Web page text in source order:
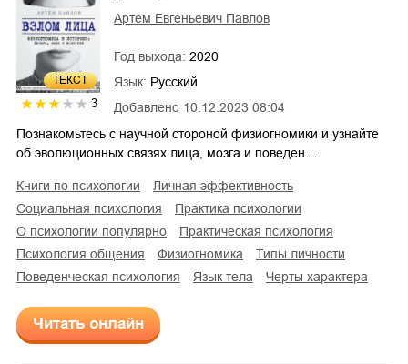
ТЕКСТ
3 Добавлено 10.12.2023 08:04
Артем Евгеньевич Павлов
Год выхода: 2020
Язык: Русский
Познакомьтесь с научной стороной физиогномики и узнайте
об эволюционных связях лица, мозга и поведен…
книги по психологии
личная эффективность
социальная психология
практика психологии
о психологии популярно
практическая психология
психология общения
физиогномика
типы личности
поведенческая психология
язык тела черты характера
Читать онлайн